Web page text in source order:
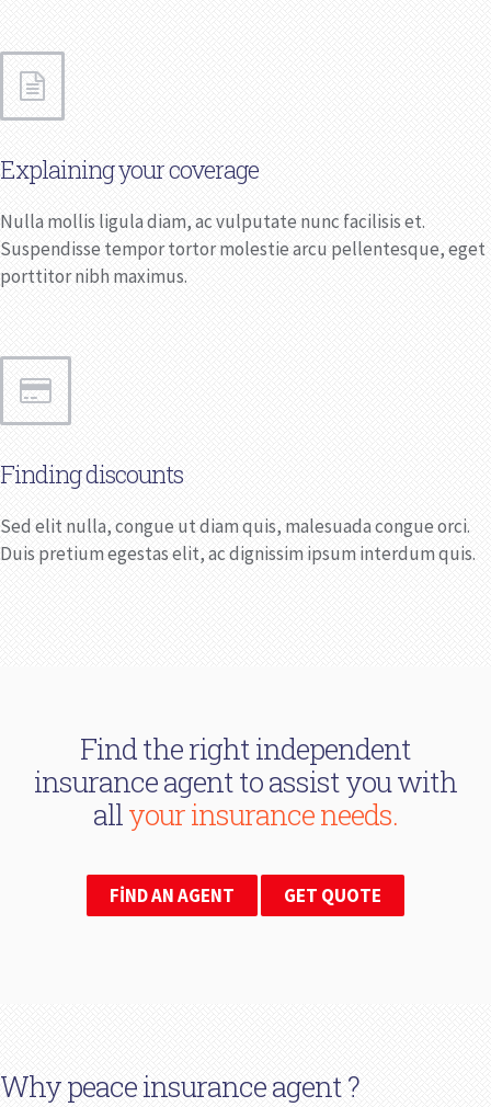
Explaining your coverage
Nulla mollis ligula diam, ac vulputate nunc facilisis et.
Suspendisse tempor tortor molestie arcu pellentesque, eget
porttitor nibh maximus.
Finding discounts
Sed elit nulla, congue ut diam quis, malesuada congue orci.
Duis pretium egestas elit, ac dignissim ipsum interdum quis.
Find the right independent
insurance agent to assist you with
allyour insurance needs.
FIND AN AGENT GET QUOTE
Why peace insurance agent ?